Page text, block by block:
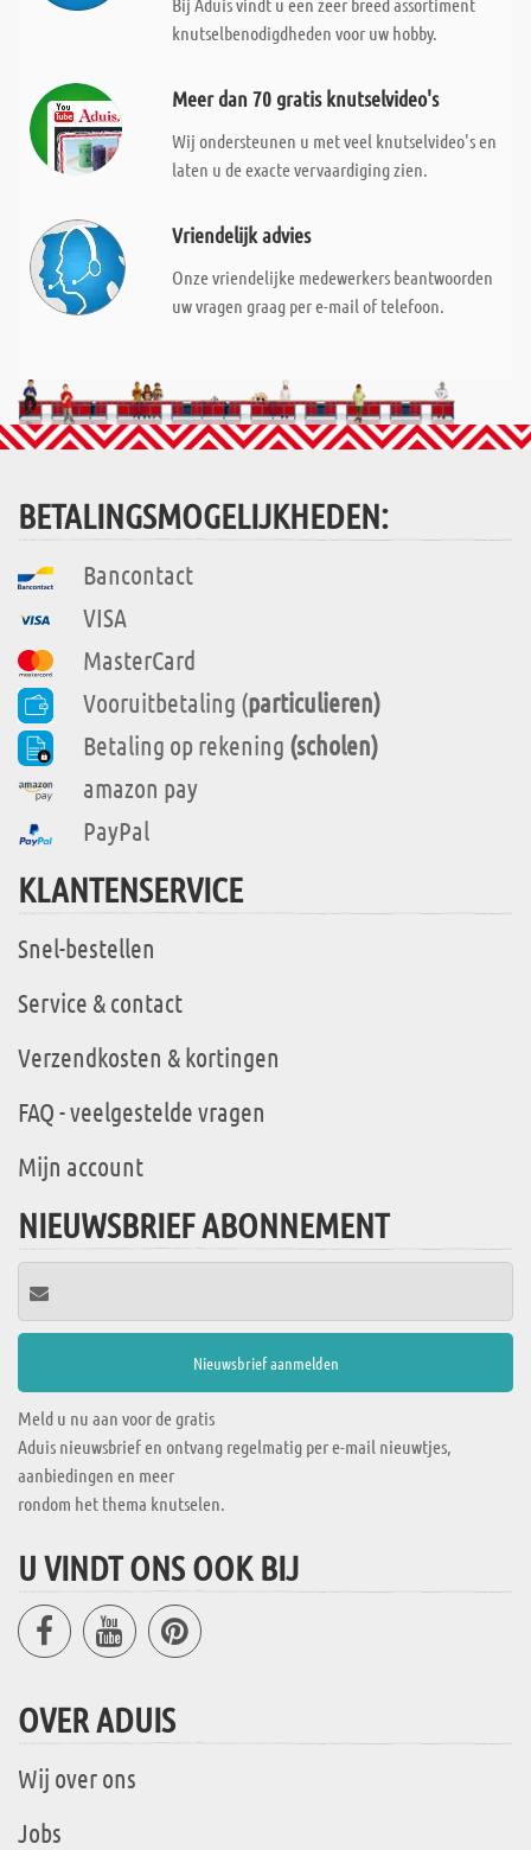
knutselbenodigdheden voor uw hobby.
Meer dan 70 gratis knutselvideo's
Wij ondersteunen u met veel knutselvideo's en
laten u de exacte vervaardiging zien.
Vriendelijk advies
Onze vriendelijke medewerkers beantwoorden
uw vragen graag per e-mail of telefoon.
BETALINGSMOGELIJKHEDEN:
Bancontact
VISA
MasterCard
Vooruitbetaling (particulieren)
Betaling op rekening (scholen)
amazon pay
PayPal
KLANTENSERVICE
Snel-bestellen
Service & contact
Verzendkosten & kortingen
FAQ - veelgestelde vragen
Mijn account
NIEUWSBRIEF ABONNEMENT
Meld u nu aan voor de gratis
Aduis nieuwsbrief en ontvang regelmatig per e-mail nieuwtjes,
aanbiedingen en meer
rondom het thema knutselen.
U VINDT ONS OOK BIJ
OVER ADUIS
Wij over ons
Jobs